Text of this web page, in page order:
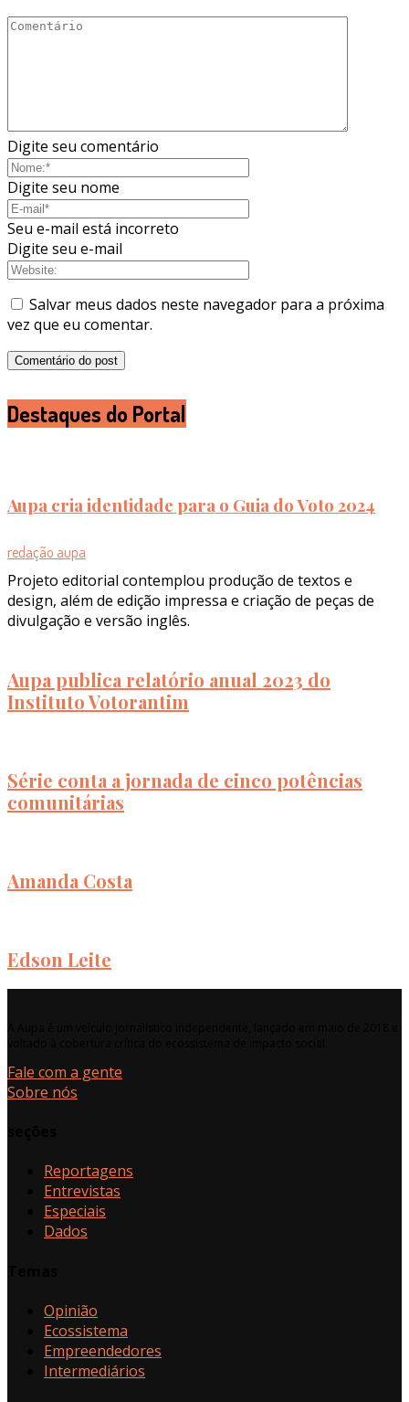
Digite seu comentário
Digite seu nome
Seu e-mail está incorreto
Digite seu e-mail
Salvar meus dados neste navegador para a próxima
vez que eu comentar.
Destaques do Portal
Aupa cria identidade para o Guia do Voto 2024
redação aupa
Projeto editorial contemplou produção de textos e
design, além de edição impressa e criação de peças de
divulgação e versão inglês.
Aupa publica relatório anual 2023 do
Instituto Votorantim
Série conta a jornada de cinco potências
comunitárias
Amanda Costa
Edson Leite
Fale com a gente
Sobre nós
Reportagens
Entrevistas
Especiais
Dados
Opinião
Ecossistema
Empreendedores
Intermediários